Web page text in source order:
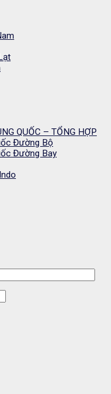
QUỐC – TỔNG HỢP
Đường Bộ
Đường Bay